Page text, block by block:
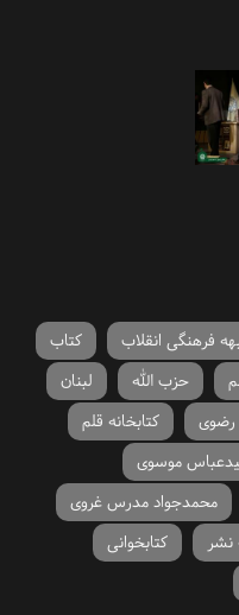
فرهنگی انقلاب
کتاب
حزب الله
لبنان
رضوی
کتابخانه قلم
موسوی
محمدجواد مدرس غروی
نشر
کتابخوانی